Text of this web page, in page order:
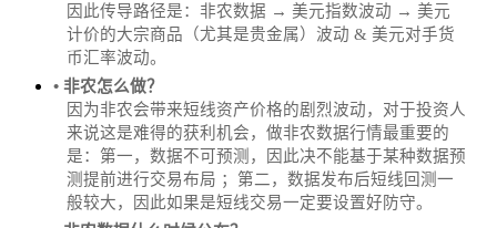
因此传导路径是：非农数据 → 美元指数波动 → 美元
计价的大宗商品（尤其是贵金属）波动 & 美元对手货
币汇率波动。
• 非农怎么做？
因为非农会带来短线资产价格的剧烈波动，对于投资人
来说这是难得的获利机会，做非农数据行情最重要的
是：第一，数据不可预测，因此决不能基于某种数据预
测提前进行交易布局 ；第二，数据发布后短线回测一
般较大，因此如果是短线交易一定要设置好防守。